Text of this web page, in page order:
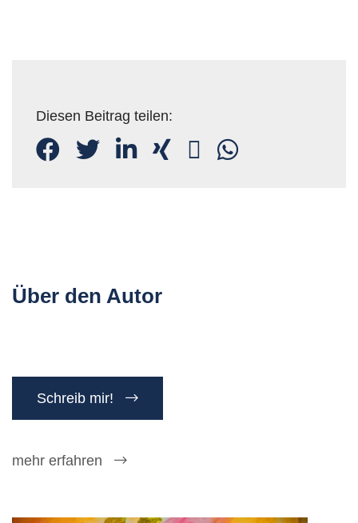
Diesen Beitrag teilen:
Über den Autor
Schreib mir!
mehr erfahren